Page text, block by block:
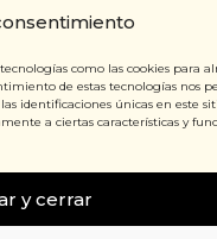
como las cookies para
de estas tecnologías nos
identificaciones únicas en este
a ciertas características y
y cerrar